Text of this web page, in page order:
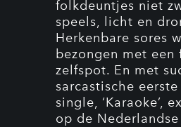
folkdeuntjes niet
speels, licht en
Herkenbare sores
bezongen met een
zelfspot. En met
sarcastische eerste
single, ‘Karaoke’,
op de